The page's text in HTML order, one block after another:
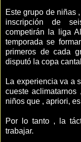
Este grupo de niñas
inscripción de
competirán la liga
temporada se
primeros de cada
disputó la copa
La experiencia va a
cueste
niños que , apriori,
Por lo tanto , la
trabajar.